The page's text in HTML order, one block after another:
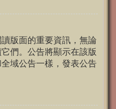
版面的重要資訊，無論
們。公告將顯示在該版
域公告一樣，發表公告